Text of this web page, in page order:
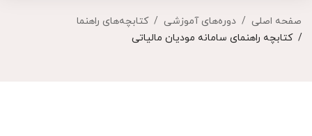
صفحه اصلی دوره‌های آموزشی
کتابچه‌های راهنما
کتابچه راهنمای سامانه مودیان مالیاتی